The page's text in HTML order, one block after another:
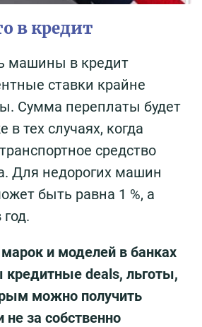
в кредит
машины в кредит
ставки крайне
Сумма переплаты будет
тех случаях, когда
средство
Для недорогих машин
быть равна 1 %, а
год.
и моделей в банках
кредитные deals, льготы,
можно получить
за собственно